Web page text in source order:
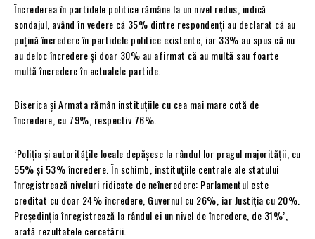
Încrederea în partidele politice rămâne la un nivel redus, indică
sondajul, având în vedere că 35% dintre respondenți au declarat că au
puțină încredere în partidele politice existente, iar 33% au spus că nu
au deloc încredere și doar 30% au afirmat că au multă sau foarte
multă încredere în actualele partide.
Biserica și Armata rămân instituțiile cu cea mai mare cotă de
încredere, cu 79%, respectiv 76%.
‘Poliția și autoritățile locale depășesc la rândul lor pragul majorității, cu
55% și 53% încredere. În schimb, instituțiile centrale ale statului
înregistrează niveluri ridicate de neîncredere: Parlamentul este
creditat cu doar 24% încredere, Guvernul cu 26%, iar Justiția cu 20%.
Președinția înregistrează la rândul ei un nivel de încredere, de 31%’,
arată rezultatele cercetării.